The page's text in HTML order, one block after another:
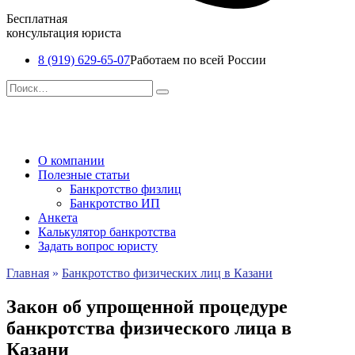
Бесплатная
консультация юриста
8 (919) 629-65-07Работаем по всей России
Перейти
к
Search
for:
О компании
Полезные статьи
Банкротство физлиц
Банкротство ИП
Анкета
Калькулятор банкротства
Задать вопрос юристу
Главная » Банкротство физических лиц в Казани
Закон об упрощенной процедуре
банкротства физического лица в
Казани